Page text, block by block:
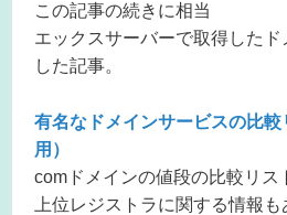
この記事の続きに相当
エックスサーバーで取得した
した記事。
有名なドメインサービスの比
用）
comドメインの値段の比較リス
上位レジストラに関する情報も